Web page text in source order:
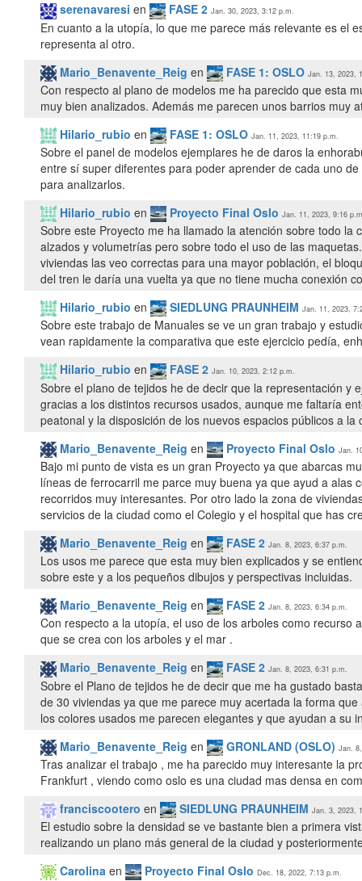
serenavaresi en FASE 2 Jan. 30, 2023, 3:12 p.m.
En cuanto a la utopía, lo que me parece más relevante es el
representa al otro.
Mario_Benavente_Reig en FASE 1: OSLO Jan. 13, 2023,
Con respecto al plano de modelos me ha parecido que esta
muy bien analizados. Además me parecen unos barrios muy
Hilario_rubio en FASE 1: OSLO Jan. 11, 2023, 11:19 p.m.
Sobre el panel de modelos ejemplares he de daros la
entre sí super diferentes para poder aprender de cada uno
para analizarlos.
Hilario_rubio en Proyecto Final Oslo Jan. 11, 2023, 9:16
Sobre este Proyecto me ha llamado la atención sobre todo
alzados y volumetrías pero sobre todo el uso de las
viviendas las veo correctas para una mayor población, el
del tren le daría una vuelta ya que no tiene mucha conexión
Hilario_rubio en SIEDLUNG PRAUNHEIM Jan. 11, 2023,
Sobre este trabajo de Manuales se ve un gran trabajo y
vean rapidamente la comparativa que este ejercicio pedía,
Hilario_rubio en FASE 2 Jan. 10, 2023, 2:12 p.m.
Sobre el plano de tejidos he de decir que la representación y
gracias a los distintos recursos usados, aunque me faltaría
peatonal y la disposición de los nuevos espacios públicos a
Mario_Benavente_Reig en Proyecto Final Oslo Jan.
Bajo mi punto de vista es un gran Proyecto ya que abarcas
líneas de ferrocarril me parce muy buena ya que ayud a alas
recorridos muy interesantes. Por otro lado la zona de
servicios de la ciudad como el Colegio y el hospital que has
Mario_Benavente_Reig en FASE 2 Jan. 8, 2023, 6:37 p.m.
Los usos me parece que esta muy bien explicados y se
sobre este y a los pequeños dibujos y perspectivas incluidas.
Mario_Benavente_Reig en FASE 2 Jan. 8, 2023, 6:34 p.m.
Con respecto a la utopía, el uso de los arboles como
que se crea con los arboles y el mar .
Mario_Benavente_Reig en FASE 2 Jan. 8, 2023, 6:31 p.m.
Sobre el Plano de tejidos he de decir que me ha gustado
de 30 viviendas ya que me parece muy acertada la forma
los colores usados me parecen elegantes y que ayudan a su
Mario_Benavente_Reig en GRONLAND (OSLO) Jan.
Tras analizar el trabajo , me ha parecido muy interesante la
Frankfurt , viendo como oslo es una ciudad mas densa en
franciscootero en SIEDLUNG PRAUNHEIM Jan. 3, 2023,
El estudio sobre la densidad se ve bastante bien a primera
realizando un plano más general de la ciudad y
Carolina en Proyecto Final Oslo Dec. 18, 2022, 7:13 p.m.